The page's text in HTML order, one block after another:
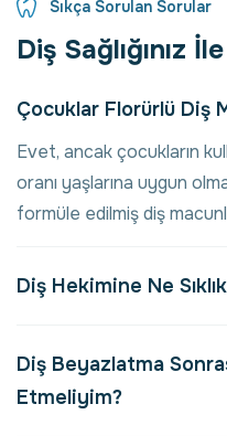
Sıkça Sorulan Sorular
Diş Sağlığınız İle
Çocuklar Florürlü Diş
Evet, ancak çocukların
oranı yaşlarına uygun
formüle edilmiş diş
Diş Hekimine Ne
Diş Beyazlatma
Etmeliyim?